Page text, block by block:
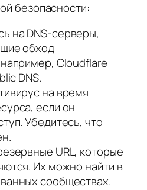
безопасности:
на DNS-серверы,
обход
Cloudflare
DNS.
на время
если он
Убедитесь, что
URL, которые
Их можно найти в
сообществах.